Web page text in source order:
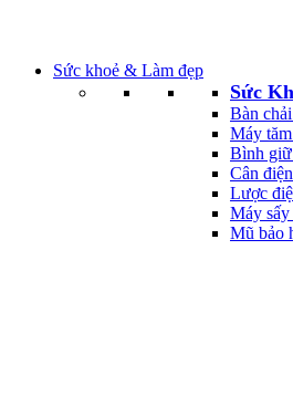
Sức khoẻ & Làm đẹp
Sức
Bàn
Máy
Bình
Cân
Lược
Máy sấy
Mũ bảo